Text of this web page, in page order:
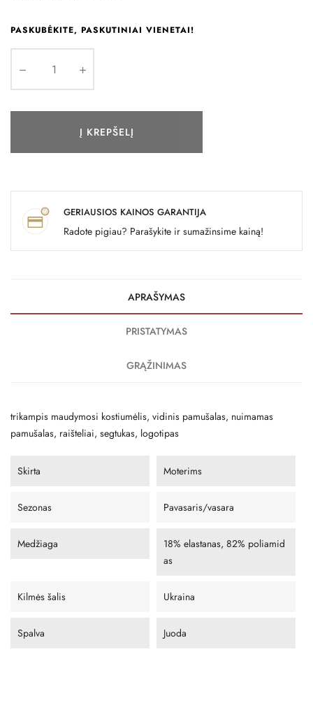
PASKUBĖKITE, PASKUTINIAI VIENETAI!
Į KREPŠELĮ
GERIAUSIOS KAINOS GARANTIJA
Radote pigiau? Parašykite ir sumažinsime kainą!
APRAŠYMAS
PRISTATYMAS
GRĄŽINIMAS
trikampis maudymosi kostiumėlis, vidinis pamušalas, nuimamas
pamušalas, raišteliai, segtukas, logotipas
Skirta Moterims
Sezonas Pavasaris/vasara
Medžiaga
18% elastanas, 82% poliamid
as
Kilmės šalis Ukraina
Spalva Juoda